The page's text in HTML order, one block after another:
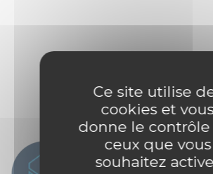
Ce site utilise
cookies et
donne le contrôle
ceux que vous
souhaitez